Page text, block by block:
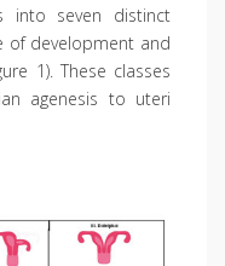
into seven distinct
of development and
1). These classes
agenesis to uteri